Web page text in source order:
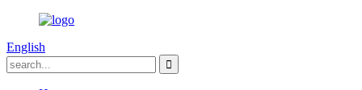
English